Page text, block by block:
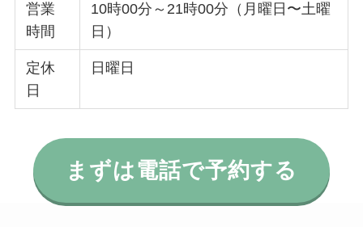
営業
時間
10時00分～21時00分（月曜日〜土曜
日）
定休
日
日曜日
まずは電話で予約する